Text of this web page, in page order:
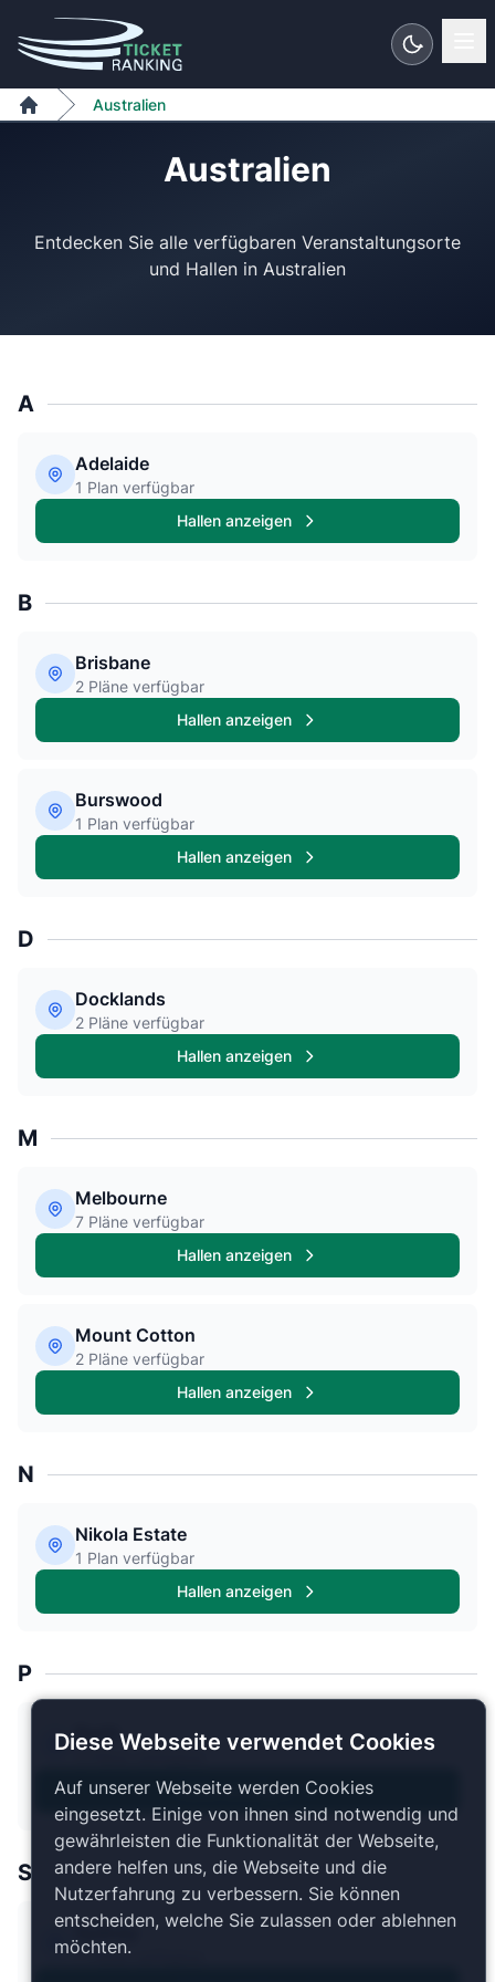
Zum Inhalt springen
Home
Australien
Australien
Entdecken Sie alle verfügbaren Veranstaltungsorte
A
Adelaide
1 Plan verfügbar
Hallen anzeigen
B
Brisbane
2 Pläne verfügbar
Hallen anzeigen
Burswood
1 Plan verfügbar
Hallen anzeigen
D
Docklands
2 Pläne verfügbar
Hallen anzeigen
M
Melbourne
7 Pläne verfügbar
Hallen anzeigen
Mount Cotton
2 Pläne verfügbar
Hallen anzeigen
N
Nikola Estate
1 Plan verfügbar
Hallen anzeigen
P
Perth
3 Pläne verfügbar
Hallen anzeigen
S
Sydney
7 Pläne verfügbar
Diese Webseite verwendet Cookies
Auf unserer Webseite werden Cookies
eingesetzt. Einige von ihnen sind notwendig und
gewährleisten die Funktionalität der Webseite,
andere helfen uns, die Webseite und die
Nutzerfahrung zu verbessern. Sie können
entscheiden, welche Sie zulassen oder ablehnen
möchten.